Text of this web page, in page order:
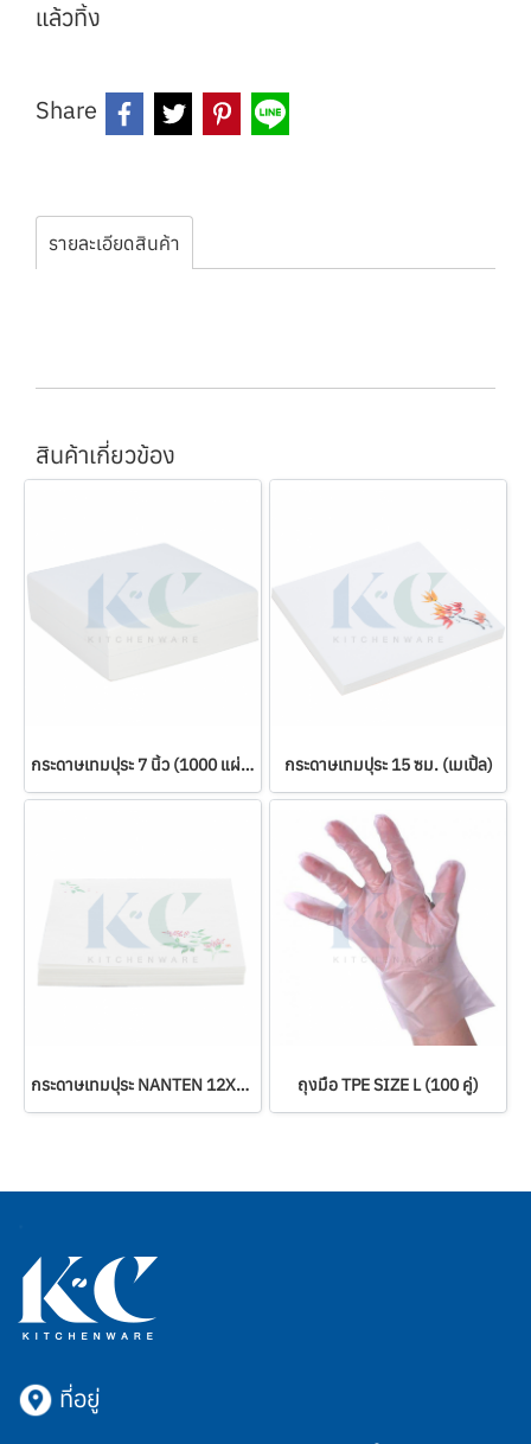
แล้วทิ้ง
Share
รายละเอียดสินค้า
สินค้าเกี่ยวข้อง
กระดาษเทมปุระ 7 นิ้ว (1000 แผ่น) กระดาษเทมปุระ 15 ซม. (เมเปิ้ล)
กระดาษเทมปุระ NANTEN 12X12 ซม. ถุงมือ TPE SIZE L (100 คู่)
ที่อยู่